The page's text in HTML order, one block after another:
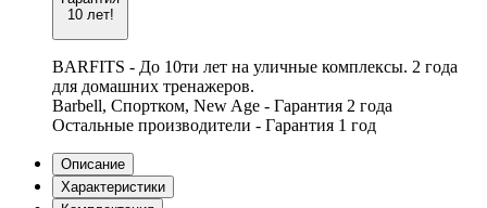
10 лет!
BARFITS - До 10ти лет на уличные комплексы. 2 года
для домашних тренажеров.
Barbell, Спортком, New Age - Гарантия 2 года
Остальные производители - Гарантия 1 год
Описание
Характеристики